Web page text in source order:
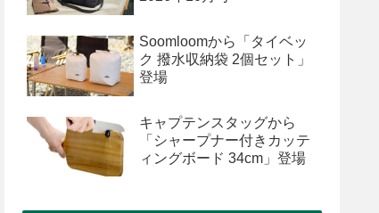
Soomloomから「タイベッ
ク 撥水収納袋 2個セット」
登場
キャプテンスタッグから
「シャープナー付きカッテ
ィングボード 34cm」登場